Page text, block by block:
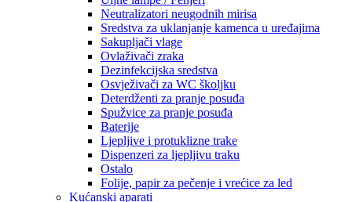
Neutralizatori neugodnih mirisa
Sredstva za uklanjanje kamenca u uređajima
Sakupljači vlage
Ovlaživači zraka
Dezinfekcijska sredstva
Osvježivači za WC školjku
Deterdženti za pranje posuđa
Spužvice za pranje posuđa
Baterije
Ljepljive i protuklizne trake
Dispenzeri za ljepljivu traku
Ostalo
Folije, papir za pečenje i vrećice za led
Kućanski aparati